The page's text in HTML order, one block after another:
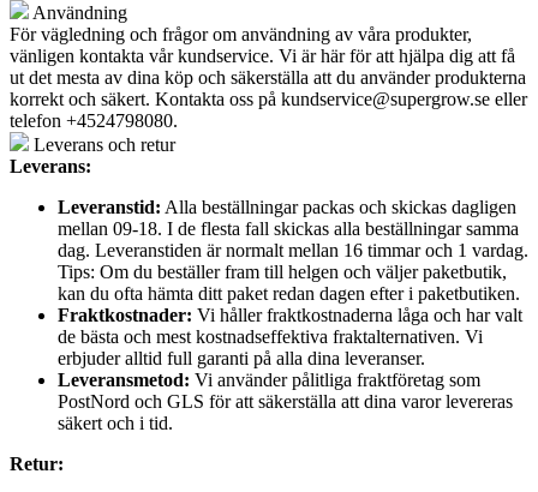
Användning
För vägledning och frågor om användning av våra produkter,
vänligen kontakta vår kundservice. Vi är här för att hjälpa dig att få
ut det mesta av dina köp och säkerställa att du använder produkterna
korrekt och säkert. Kontakta oss på kundservice@supergrow.se eller
telefon +4524798080.
Leverans och retur
Leverans:
Leveranstid: Alla beställningar packas och skickas dagligen
mellan 09-18. I de flesta fall skickas alla beställningar samma
dag. Leveranstiden är normalt mellan 16 timmar och 1 vardag.
Tips: Om du beställer fram till helgen och väljer paketbutik,
kan du ofta hämta ditt paket redan dagen efter i paketbutiken.
Fraktkostnader: Vi håller fraktkostnaderna låga och har valt
de bästa och mest kostnadseffektiva fraktalternativen. Vi
erbjuder alltid full garanti på alla dina leveranser.
Leveransmetod: Vi använder pålitliga fraktföretag som
PostNord och GLS för att säkerställa att dina varor levereras
säkert och i tid.
Retur: